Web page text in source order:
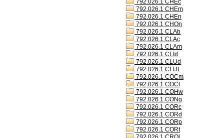
792.026.1 CHEc
792.026.1 CHEm
792.026.1 CHEn
792.026.1 CHOn
792.026.1 CLAb
792.026.1 CLAc
792.026.1 CLAm
792.026.1 CLId
792.026.1 CLUd
792.026.1 CLUt
792.026.1 COCm
792.026.1 COCt
792.026.1 COHw
792.026.1 CONg
792.026.1 CORc
792.026.1 CORd
792.026.1 CORp
792.026.1 CORt